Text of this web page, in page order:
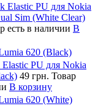
Elastic PU для Nokia
Sim (White Clear)
есть в наличии В
620 (Black)
PU для Nokia
49 грн. Товар
В корзину
620 (White)